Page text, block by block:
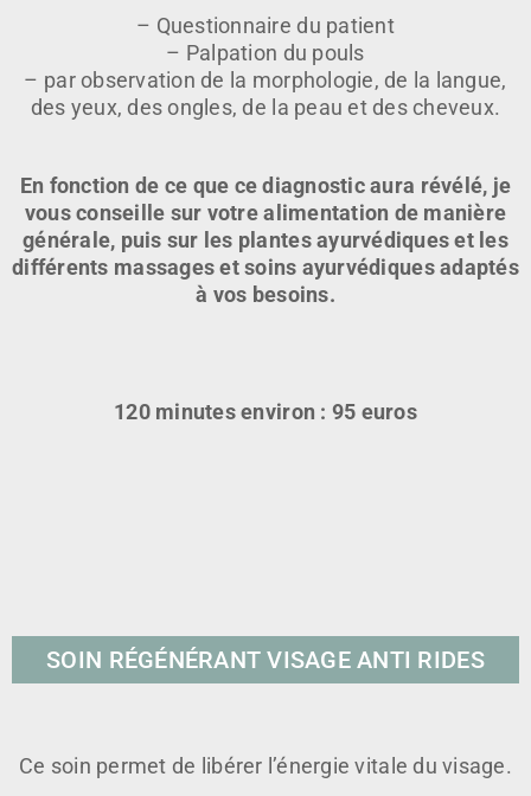
– Questionnaire du patient
– Palpation du pouls
– par observation de la morphologie, de la langue,
des yeux, des ongles, de la peau et des cheveux.
En fonction de ce que ce diagnostic aura révélé, je
vous conseille sur votre alimentation de manière
générale, puis sur les plantes ayurvédiques et les
différents massages et soins ayurvédiques adaptés
à vos besoins.
120 minutes environ : 95 euros
SOIN RÉGÉNÉRANT VISAGE ANTI RIDES
Ce soin permet de libérer l’énergie vitale du visage.